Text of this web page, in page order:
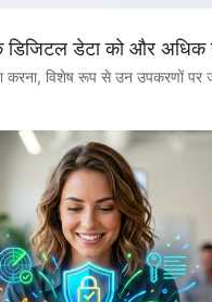
डेटा को और अधिक
करना, विशेष रूप से उन उपकरणों पर